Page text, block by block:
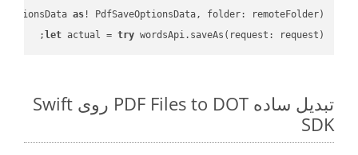
as! PdfSaveOptionsData, folder: remoteFolder);
let actual = try wordsApi.saveAs(request: request);
تبدیل ساده PDF Files to DOT روی Swift
SDK